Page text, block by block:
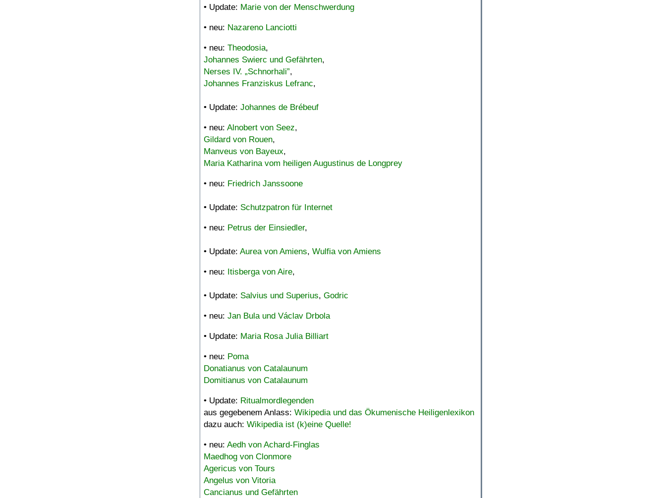
• Update: Marie von der Menschwerdung
• neu: Nazareno Lanciotti
• neu: Theodosia,
Johannes Swierc und Gefährten,
Nerses IV. „Schnorhali”,
Johannes Franziskus Lefranc,
• Update: Johannes de Brébeuf
• neu: Alnobert von Seez,
Gildard von Rouen,
Manveus von Bayeux,
Maria Katharina vom heiligen Augustinus de Longprey
• neu: Friedrich Janssoone
• Update: Schutzpatron für Internet
• neu: Petrus der Einsiedler,
• Update: Aurea von Amiens, Wulfia von Amiens
• neu: Itisberga von Aire,
• Update: Salvius und Superius, Godric
• neu: Jan Bula und Václav Drbola
• Update: Maria Rosa Julia Billiart
• neu: Poma
Donatianus von Catalaunum
Domitianus von Catalaunum
• Update: Ritualmordlegenden
aus gegebenem Anlass: Wikipedia und das Ökumenische Heiligenlexikon
dazu auch: Wikipedia ist (k)eine Quelle!
• neu: Aedh von Achard-Finglas
Maedhog von Clonmore
Agericus von Tours
Angelus von Vitoria
Cancianus und Gefährten